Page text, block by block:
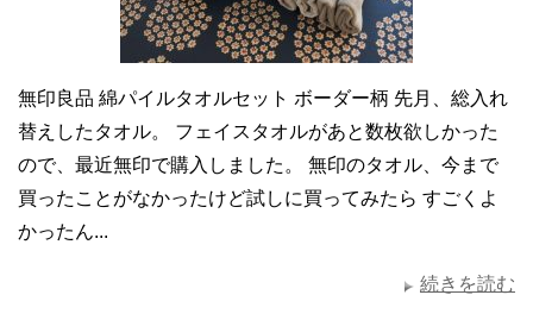
無印良品 綿パイルタオルセット ボーダー柄 先月、総入れ
替えしたタオル。 フェイスタオルがあと数枚欲しかった
ので、最近無印で購入しました。 無印のタオル、今まで
買ったことがなかったけど試しに買ってみたら すごくよ
かったん...
続きを読む